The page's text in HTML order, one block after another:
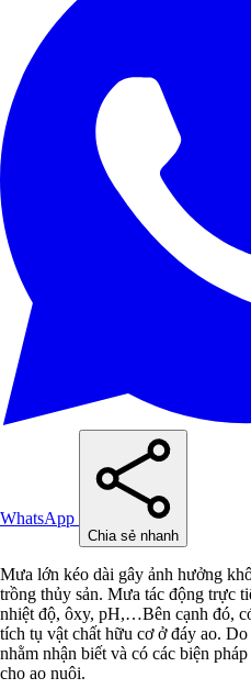
WhatsApp
Chia sẻ nhanh
Mưa lớn kéo dài gây ảnh hưởng
trồng thủy sản. Mưa tác động trực
nhiệt độ, ôxy, pH,…Bên cạnh đó,
tích tụ vật chất hữu cơ ở đáy ao.
nhằm nhận biết và có các biện
cho ao nuôi.